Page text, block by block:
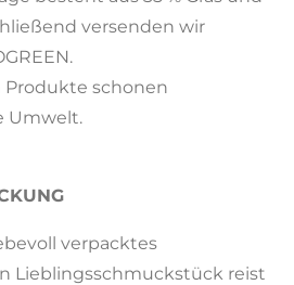
versenden wir
Produkte schonen
Umwelt.
verpacktes
Lieblingsschmuckstück reist